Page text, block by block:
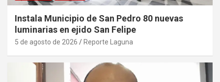
Instala Municipio de San Pedro 80 nuevas
luminarias en ejido San Felipe
5 de agosto de 2026 Reporte Laguna